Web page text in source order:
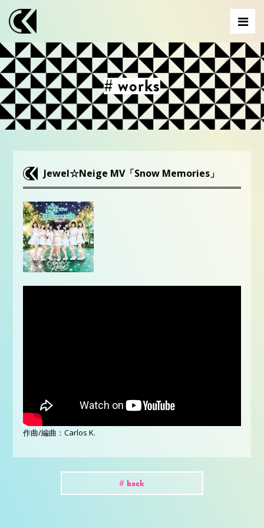
# works
Jewel☆Neige MV「Snow Memories」
作曲/編曲：Carlos K.
# back